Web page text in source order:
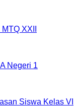
XXII
Negeri 1
Siswa Kelas VI